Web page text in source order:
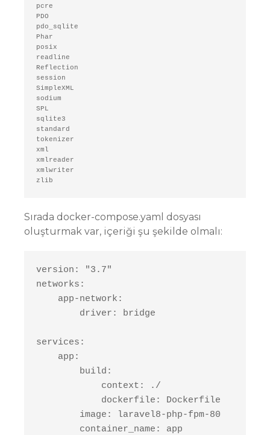
pcre
PDO
pdo_sqlite
Phar
posix
readline
Reflection
session
SimpleXML
sodium
SPL
sqlite3
standard
tokenizer
xml
xmlreader
xmlwriter
zlib
Sırada docker-compose.yaml dosyası
oluşturmak var, içeriği şu şekilde olmalı:
version: "3.7"
networks:
    app-network:
        driver: bridge
services:
    app:
        build:
            context: ./
            dockerfile: Dockerfile
        image: laravel8-php-fpm-80
        container_name: app